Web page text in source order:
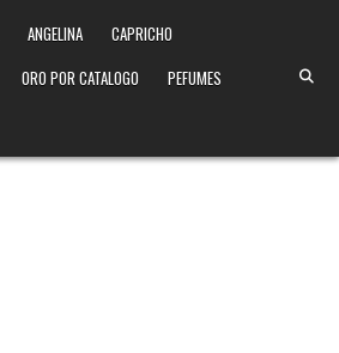
ANGELINA
CAPRICHO
ORO POR CATALOGO
PEFUMES